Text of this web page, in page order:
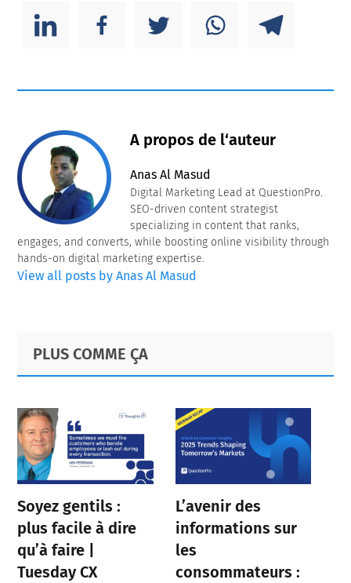
A propos de l‘auteur
Anas Al Masud
Digital Marketing Lead at QuestionPro.
SEO-driven content strategist
specializing in content that ranks,
engages, and converts, while boosting online visibility through
hands-on digital marketing expertise.
View all posts by Anas Al Masud
Primary
Sidebar
Footer
PLUS COMME ÇA
Soyez gentils :
plus facile à dire
qu’à faire |
Tuesday CX
L’avenir des
informations sur
les
consommateurs :